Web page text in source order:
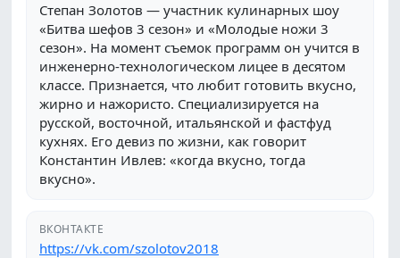
Степан Золотов — участник кулинарных шоу
«Битва шефов 3 сезон» и «Молодые ножи 3
сезон». На момент съемок программ он учится в
инженерно-технологическом лицее в десятом
классе. Признается, что любит готовить вкусно,
жирно и нажористо. Специализируется на
русской, восточной, итальянской и фастфуд
кухнях. Его девиз по жизни, как говорит
Константин Ивлев: «когда вкусно, тогда
вкусно».
ВКОНТАКТЕ
https://vk.com/szolotov2018